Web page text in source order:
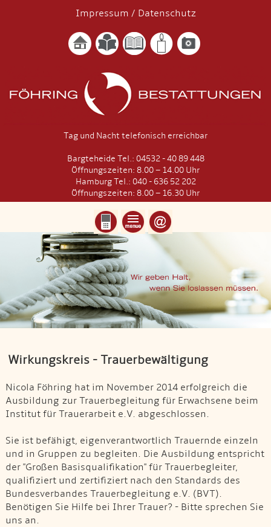
Impressum / Datenschutz
Tag und Nacht telefonisch erreichbar
Bargteheide Tel.: 04532 - 40 89 448
Öffnungszeiten: 8.00 – 14.00 Uhr
Hamburg Tel.: 040 - 636 52 202
Öffnungszeiten: 8.00 – 16.30 Uhr
Wirkungskreis - Trauerbewältigung
Nicola Föhring hat im November 2014 erfolgreich die
Ausbildung zur Trauerbegleitung für Erwachsene beim
Institut für Trauerarbeit e.V. abgeschlossen.
Sie ist befähigt, eigenverantwortlich Trauernde einzeln
und in Gruppen zu begleiten. Die Ausbildung entspricht
der "Großen Basisqualifikation" für Trauerbegleiter,
qualifiziert und zertifiziert nach den Standards des
Bundesverbandes Trauerbegleitung e.V. (BVT).
Benötigen Sie Hilfe bei Ihrer Trauer? - Bitte sprechen Sie
uns an.